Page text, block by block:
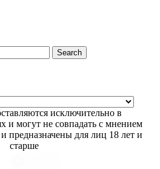
Search
исключительно в
и могут не совпадать с мнением
предназначены для лиц 18 лет и
старше